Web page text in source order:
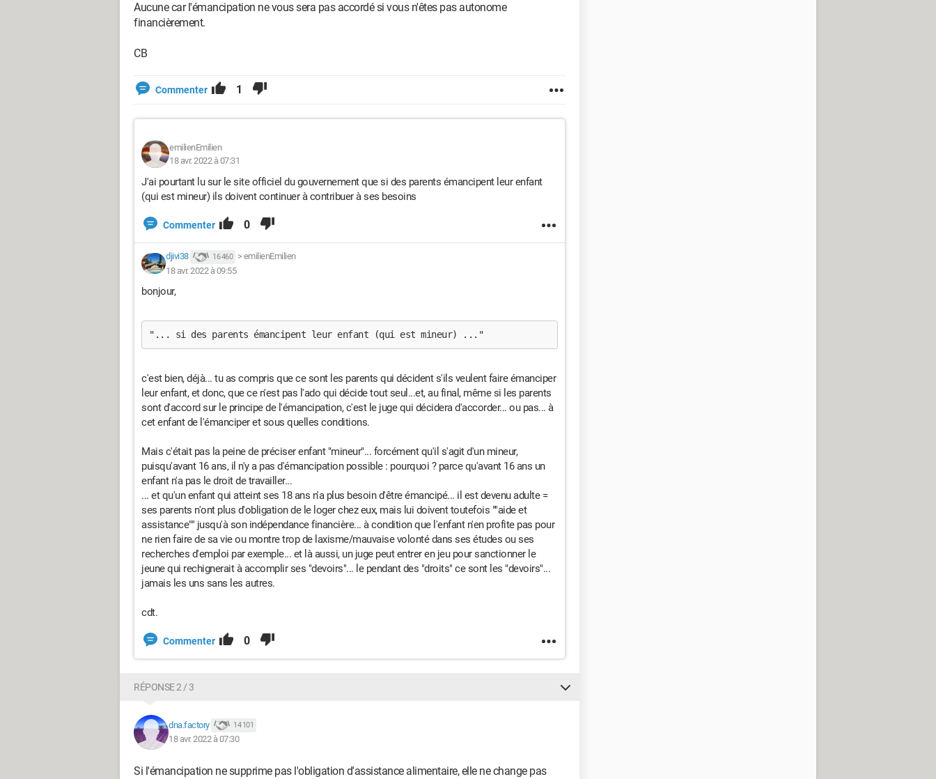
Aucune car l'émancipation ne vous sera pas accordé si vous n'êtes pas autonome
financièrement.
CB
Commenter 1
emilienEmilien
18 avr. 2022 à 07:31
J'ai pourtant lu sur le site officiel du gouvernement que si des parents émancipent leur enfant
(qui est mineur) ils doivent continuer à contribuer à ses besoins
Commenter 0
djivi38 16 460 > emilienEmilien
18 avr. 2022 à 09:55
bonjour,
"... si des parents émancipent leur enfant (qui est mineur) ..."
c'est bien, déjà... tu as compris que ce sont les parents qui décident s'ils veulent faire émanciper
leur enfant, et donc, que ce n'est pas l'ado qui décide tout seul...et, au final, même si les parents
sont d'accord sur le principe de l'émancipation, c'est le juge qui décidera d'accorder... ou pas... à
cet enfant de l'émanciper et sous quelles conditions.
Mais c'était pas la peine de préciser enfant "mineur"... forcément qu'il s'agit d'un mineur,
puisqu'avant 16 ans, il n'y a pas d'émancipation possible : pourquoi ? parce qu'avant 16 ans un
enfant n'a pas le droit de travailler...
... et qu'un enfant qui atteint ses 18 ans n'a plus besoin d'être émancipé... il est devenu adulte =
ses parents n'ont plus d'obligation de le loger chez eux, mais lui doivent toutefois ""aide et
assistance"" jusqu'à son indépendance financière... à condition que l'enfant n'en profite pas pour
ne rien faire de sa vie ou montre trop de laxisme/mauvaise volonté dans ses études ou ses
recherches d'emploi par exemple... et là aussi, un juge peut entrer en jeu pour sanctionner le
jeune qui rechignerait à accomplir ses "devoirs"... le pendant des "droits" ce sont les "devoirs"...
jamais les uns sans les autres.
cdt.
Commenter 0
RÉPONSE 2 / 3
dna.factory 14 101
18 avr. 2022 à 07:30
Si l'émancipation ne supprime pas l'obligation d'assistance alimentaire, elle ne change pas